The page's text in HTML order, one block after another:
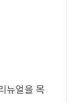
뉴얼을 목